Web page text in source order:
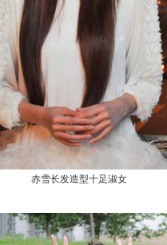
赤雪长发造型十足淑女